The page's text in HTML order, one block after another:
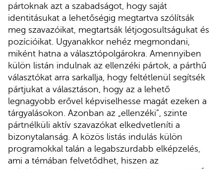
pártoknak azt a szabadságot, hogy saját
identitásukat a lehetőségig megtartva szólítsák
meg szavazóikat, megtartsák létjogosultságukat és
pozícióikat. Ugyanakkor nehéz megmondani,
miként hatna a választópolgárokra. Amennyiben
külön listán indulnak az ellenzéki pártok, a párthű
választókat arra sarkallja, hogy feltétlenül segítsék
pártjukat a választáson, hogy az a lehető
legnagyobb erővel képviselhesse magát ezeken a
tárgyalásokon. Azonban az „ellenzéki”, szinte
pártnélküli aktív szavazókat elkedvetleníti a
bizonytalanság. A közös listás indulás külön
programokkal talán a legabszurdabb elképzelés,
ami a témában felvetődhet, hiszen az